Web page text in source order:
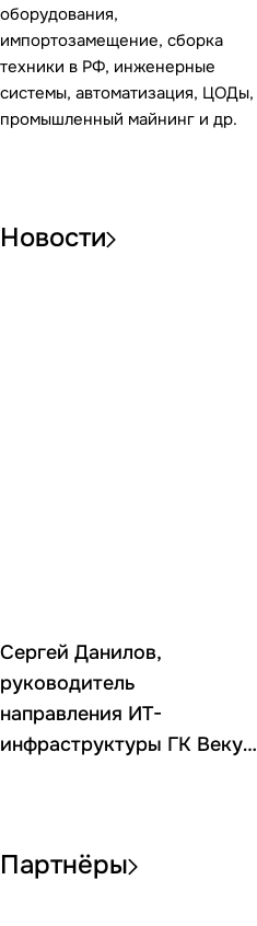
оборудования,
импортозамещение, сборка
техники в РФ, инженерные
системы, автоматизация, ЦОДы,
промышленный майнинг и др.
Новости
Сергей Данилов,
руководитель
направления ИТ-
инфраструктуры ГК Векус,
«Сборные управленческие
Партнёры